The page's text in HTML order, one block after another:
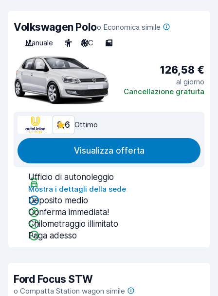
Volkswagen Poloo Economica simile
Manuale
5 A/C 5
126,58 €
al giorno
Cancellazione gratuita
8,6 Ottimo
Visualizza offerta
Ufficio di autonoleggio
Mostra i dettagli della sede
Deposito medio
Conferma immediata!
Chilometraggio illimitato
Paga adesso
Ford Focus STW
o Compatta Station wagon simile